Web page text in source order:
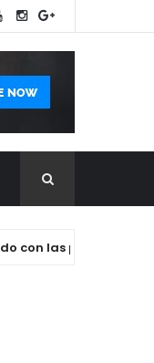
las principales